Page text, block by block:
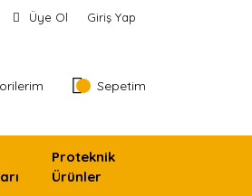
Üye Ol Giriş Yap
Sepetim
Proteknik
Ürünler